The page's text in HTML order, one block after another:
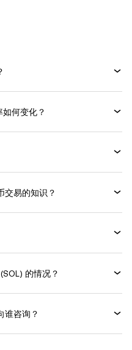
何变化？
交易的知识？
的情况？
谁咨询？